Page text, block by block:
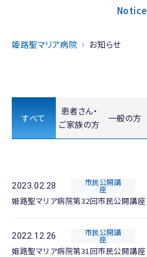
Notice
姫路聖マリア病院 お知らせ
すべて
患者さん・
ご家族の方
一般の方
2023.02.28 市民公開講
座
姫路聖マリア病院第32回市民公開講座
2022.12.26 市民公開講
座
姫路聖マリア病院第31回市民公開講座